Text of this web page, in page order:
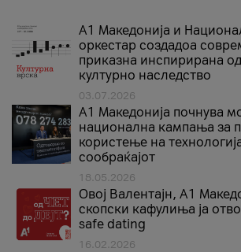
А1 Македонија и
оркестар создадоа
приказна инспирирана
културно наследство
03.07.2026
A1 Македонија почнува
национална кампања за
користење на
сообраќајот
18.05.2026
Овој Валентајн, A1
скопски кафулиња ја
safe dating
16.02.2026